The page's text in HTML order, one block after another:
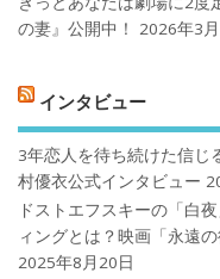
の妻』公開中！
2026年3
インタビュー
3年恋人を待ち続けた信じ
村優衣公式インタビュー
ドストエフスキーの「白
ィングとは？映画「永遠
2025年8月20日